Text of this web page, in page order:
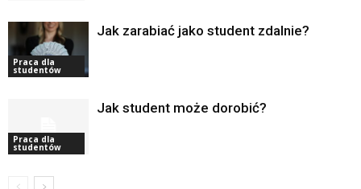
Praca dla
studentów
Jak zarabiać jako student zdalnie?
Praca dla
studentów
Jak student może dorobić?